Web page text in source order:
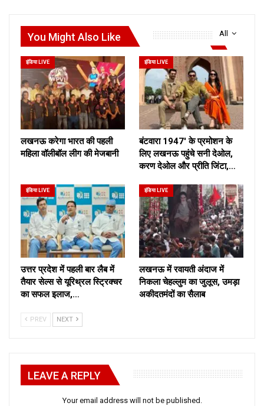
All
You Might Also Like
इंडिया LIVE
लखनऊ करेगा भारत की पहली
महिला वॉलीबॉल लीग की मेजबानी
इंडिया LIVE
बंटवारा 1947′ के प्रमोशन के
लिए लखनऊ पहुंचे सनी देओल,
करण देओल और प्रीति जिंटा,…
इंडिया LIVE
उत्तर प्रदेश में पहली बार लैब में
तैयार सेल्स से यूरिथ्रल स्ट्रिक्चर
का सफल इलाज,…
इंडिया LIVE
लखनऊ में रवायती अंदाज में
निकला चेहल्लुम का जुलूस, उमड़ा
अकीदतमंदों का सैलाब
PREV NEXT
LEAVE A REPLY
Your email address will not be published.